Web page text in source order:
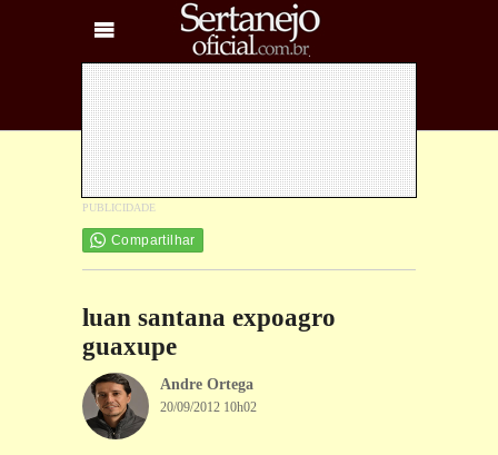
Compartilhar
luan santana expoagro
guaxupe
Andre Ortega
20/09/2012 10h02